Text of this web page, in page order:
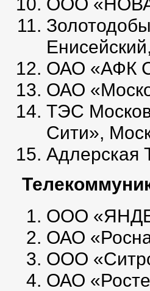
ОАО «АФК
ОАО
ТЭС
Сити»,
Адлерская
ООО
ОАО
ООО
ОАО